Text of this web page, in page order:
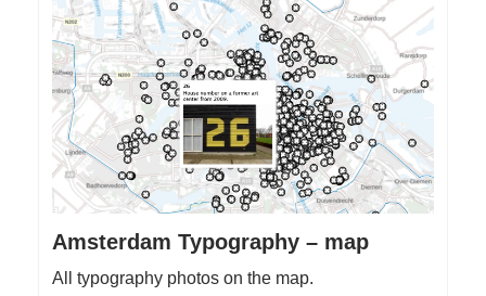
Amsterdam Typography – map
All typography photos on the map.